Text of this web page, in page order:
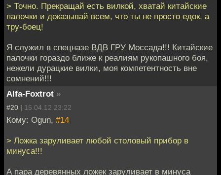
> Точно. Прекращай есть вилкой, хватай китайские
палочки и доказывай всем, что ты не просто едок, а
тру-боец!
Я служил в спецназе ВДВ ГРУ Моссада!!! Китайские
палочки гораздо ближе к реалиям рукопашного боя,
нежели дурацкие вилки, моя компетентность вне
сомнений!!!
Alfa-Foxtrot »
#20 | 15.04.12 23:22
Кому: Ogun, #14
> Ложка заруливает любой столовый прибор в
минуса!!!
А пара деревянных ложек заруливает в минуса